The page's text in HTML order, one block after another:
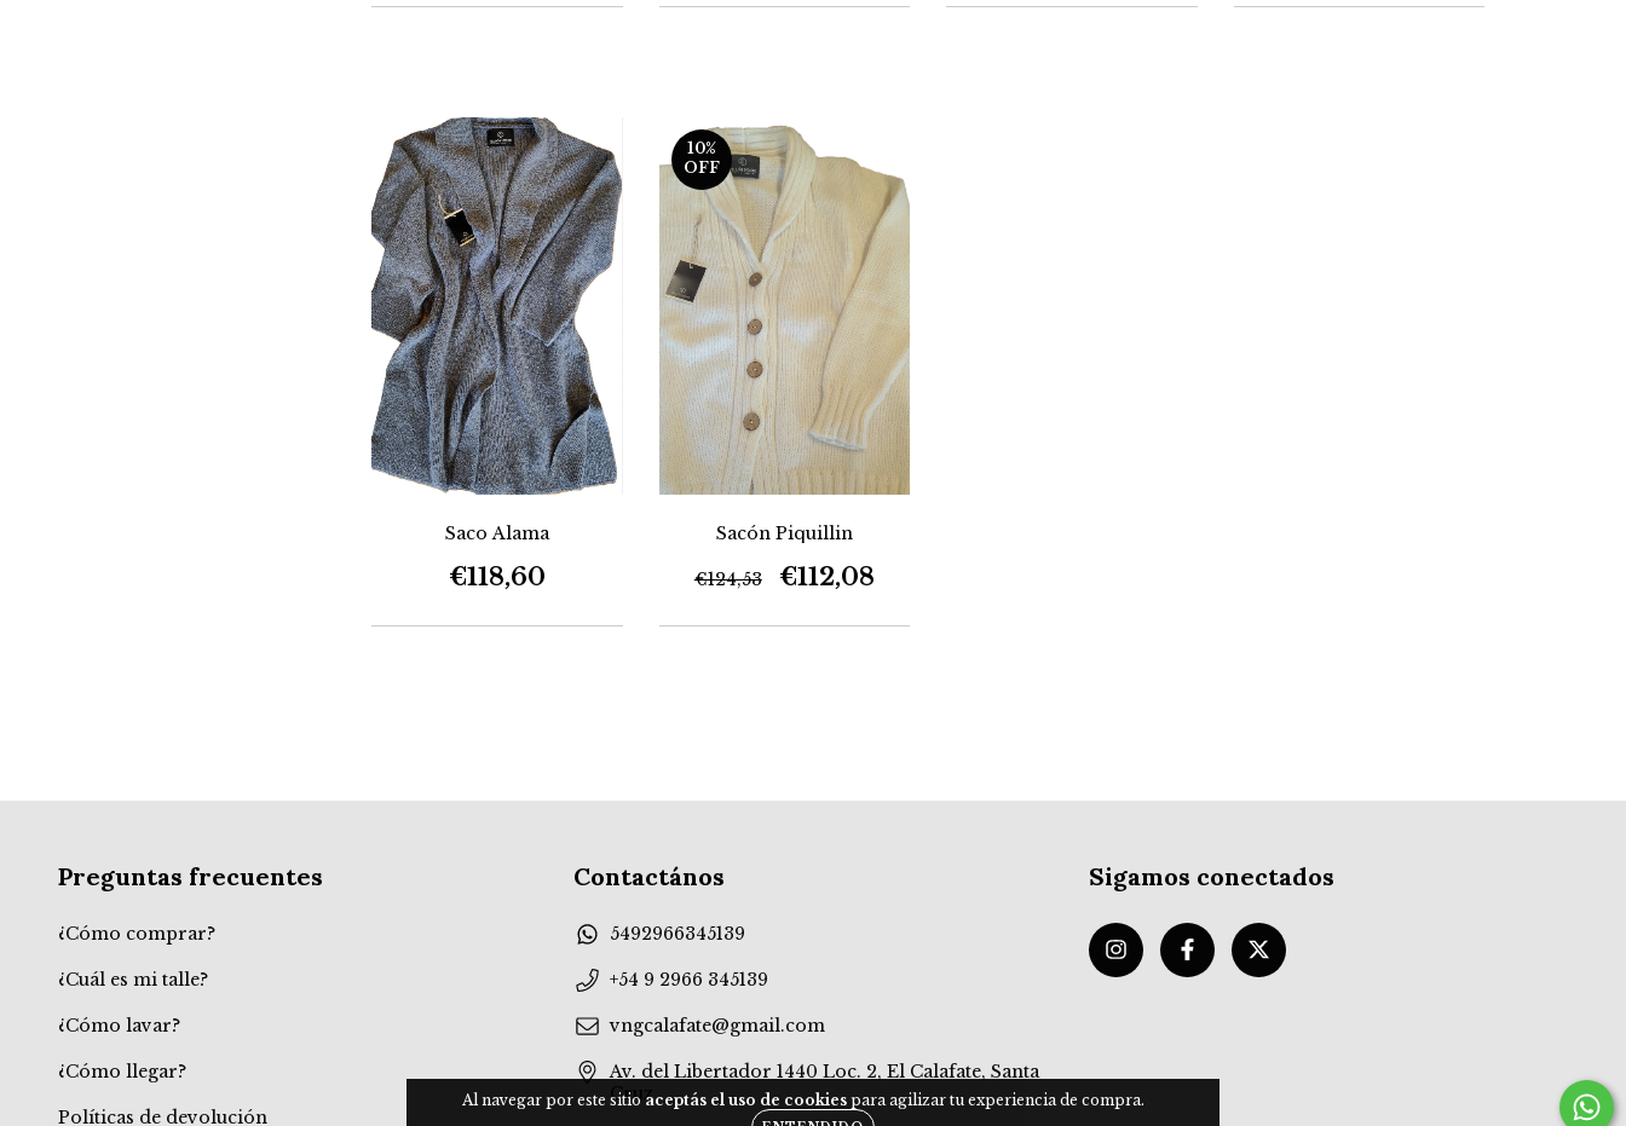
Al navegar por este sitio aceptás el uso de cookies para agilizar tu experiencia de compra.
Saco Alama
€118,60
10%
OFF
Sacón Piquillin
€124,53 €112,08
Preguntas frecuentes
¿Cómo comprar?
¿Cuál es mi talle?
¿Cómo lavar?
¿Cómo llegar?
Políticas de devolución
Contactános
5492966345139
+54 9 2966 345139
vngcalafate@gmail.com
Av. del Libertador 1440 Loc. 2, El Calafate, Santa
Cruz
Sigamos conectados